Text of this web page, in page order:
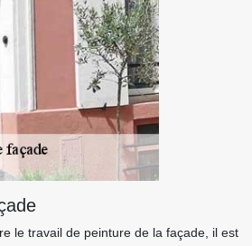
le travail de peinture de la façade, il est